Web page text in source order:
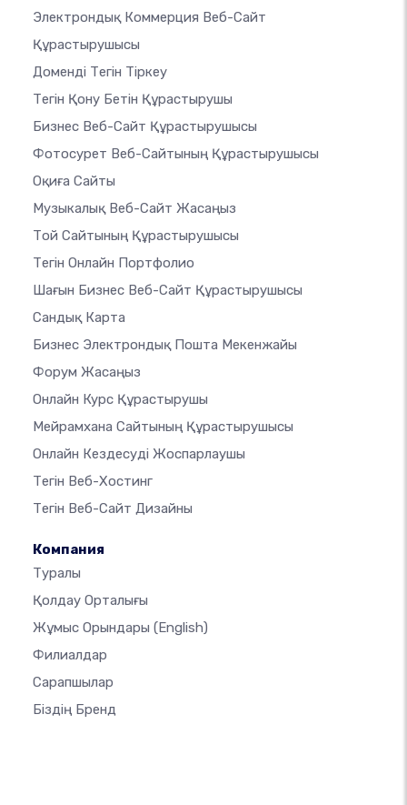
Электрондық Коммерция Веб-Сайт
Құрастырушысы
Доменді Тегін Тіркеу
Тегін Қону Бетін Құрастырушы
Бизнес Веб-Сайт Құрастырушысы
Фотосурет Веб-Сайтының Құрастырушысы
Оқиға Сайты
Музыкалық Веб-Сайт Жасаңыз
Той Сайтының Құрастырушысы
Тегін Онлайн Портфолио
Шағын Бизнес Веб-Сайт Құрастырушысы
Сандық Карта
Бизнес Электрондық Пошта Мекенжайы
Форум Жасаңыз
Онлайн Курс Құрастырушы
Мейрамхана Сайтының Құрастырушысы
Онлайн Кездесуді Жоспарлаушы
Тегін Веб-Хостинг
Тегін Веб-Сайт Дизайны
Компания
Туралы
Қолдау Орталығы
Жұмыс Орындары (English)
Филиалдар
Сарапшылар
Біздің Бренд